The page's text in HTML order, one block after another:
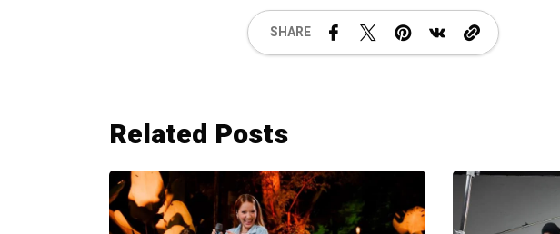
SHARE
Related Posts